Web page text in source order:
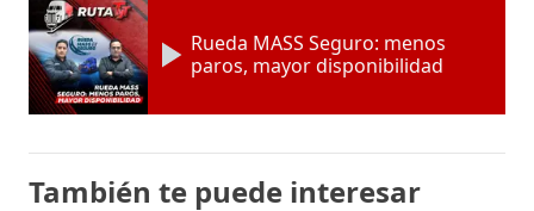
Rueda MASS Seguro: menos
paros, mayor disponibilidad
También te puede interesar